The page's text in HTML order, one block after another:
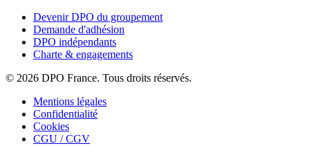
Devenir DPO du groupement
Demande d'adhésion
DPO indépendants
Charte & engagements
© 2026 DPO France. Tous droits réservés.
Mentions légales
Confidentialité
Cookies
CGU / CGV